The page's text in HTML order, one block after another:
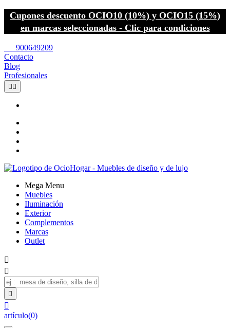
Cupones descuento OCIO10 (10%) y OCIO15 (15%)
en marcas seleccionadas - Clic para condiciones
900649209
Contacto
Blog
Profesionales
 
Mega Menu
Muebles
Iluminación
Exterior
Complementos
Marcas
Outlet




artículo(0)